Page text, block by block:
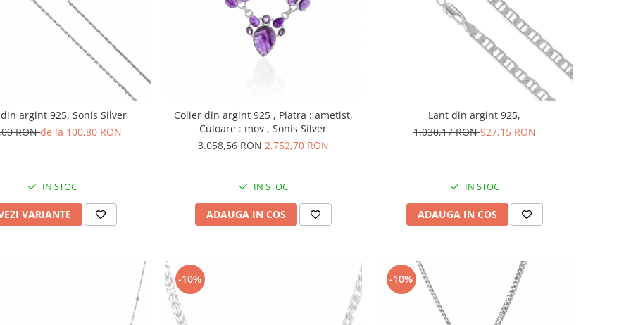
argint 925, Sonis Silver
RONde la 100,80 RON
IN STOC
VARIANTE
Colier din argint 925 , Piatra : ametist,
Culoare : mov , Sonis Silver
3.058,56 RON2.752,70 RON
IN STOC
ADAUGA IN COS
Lant din argint 925,
1.030,17 RON927,15 RON
IN STOC
ADAUGA IN COS
-10% -10%